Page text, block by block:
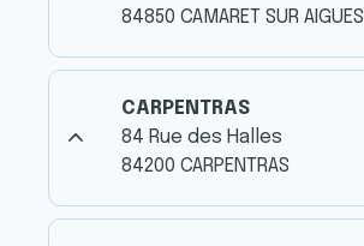
84850 CAMARET SUR AIGUES
CARPENTRAS
84 Rue des Halles
84200 CARPENTRAS